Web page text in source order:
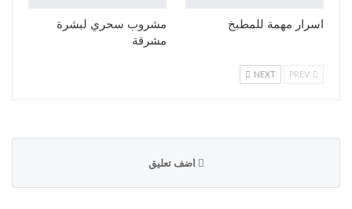
اسرار مهمة للمطبخ
مشروب سحري لبشرة
مشرقة
NEXT
اضف تعليق